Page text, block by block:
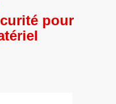
pour